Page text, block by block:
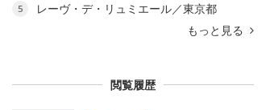
5
レーヴ・デ・リュミエール／東京都
もっと見る
閲覧履歴